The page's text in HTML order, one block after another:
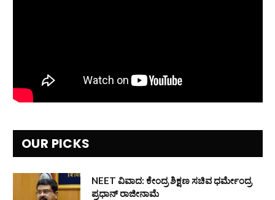
OUR PICKS
NEET ವಿವಾದ: ಕೇಂದ್ರ ಶಿಕ್ಷಣ ಸಚಿವ ಧರ್ಮೇಂದ್ರ
ಪ್ರಧಾನ್ ರಾಜೀನಾಮೆ